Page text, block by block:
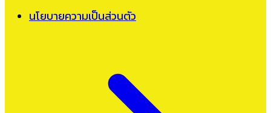
นโยบายความเป็นส่วนตัว